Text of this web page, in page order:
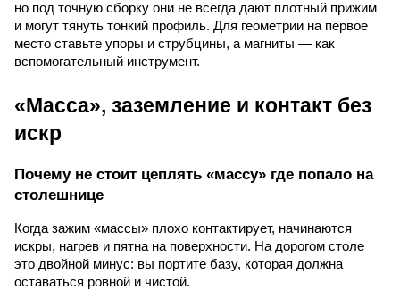
но под точную сборку они не всегда дают плотный прижим
и могут тянуть тонкий профиль. Для геометрии на первое
место ставьте упоры и струбцины, а магниты — как
вспомогательный инструмент.
«Масса», заземление и контакт без
искр
Почему не стоит цеплять «массу» где попало на
столешнице
Когда зажим «массы» плохо контактирует, начинаются
искры, нагрев и пятна на поверхности. На дорогом столе
это двойной минус: вы портите базу, которая должна
оставаться ровной и чистой.